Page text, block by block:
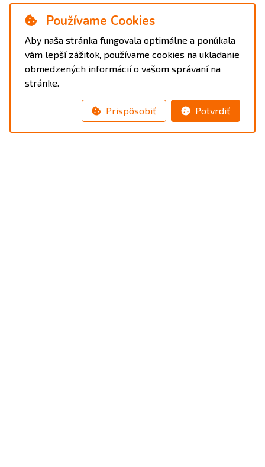
Používame Cookies
Aby naša stránka fungovala optimálne a ponúkala
vám lepší zážitok, používame cookies na ukladanie
obmedzených informácií o vašom správaní na
stránke.
Prispôsobiť Potvrdiť